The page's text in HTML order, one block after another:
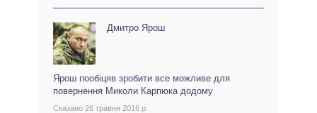
Дмитро Ярош
Ярош пообіцяв зробити все можливе для
повернення Миколи Карпюка додому
Сказано 26 травня 2016 р.